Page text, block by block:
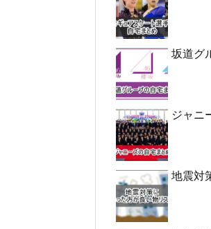
坂道グ
ジャニ
地震対